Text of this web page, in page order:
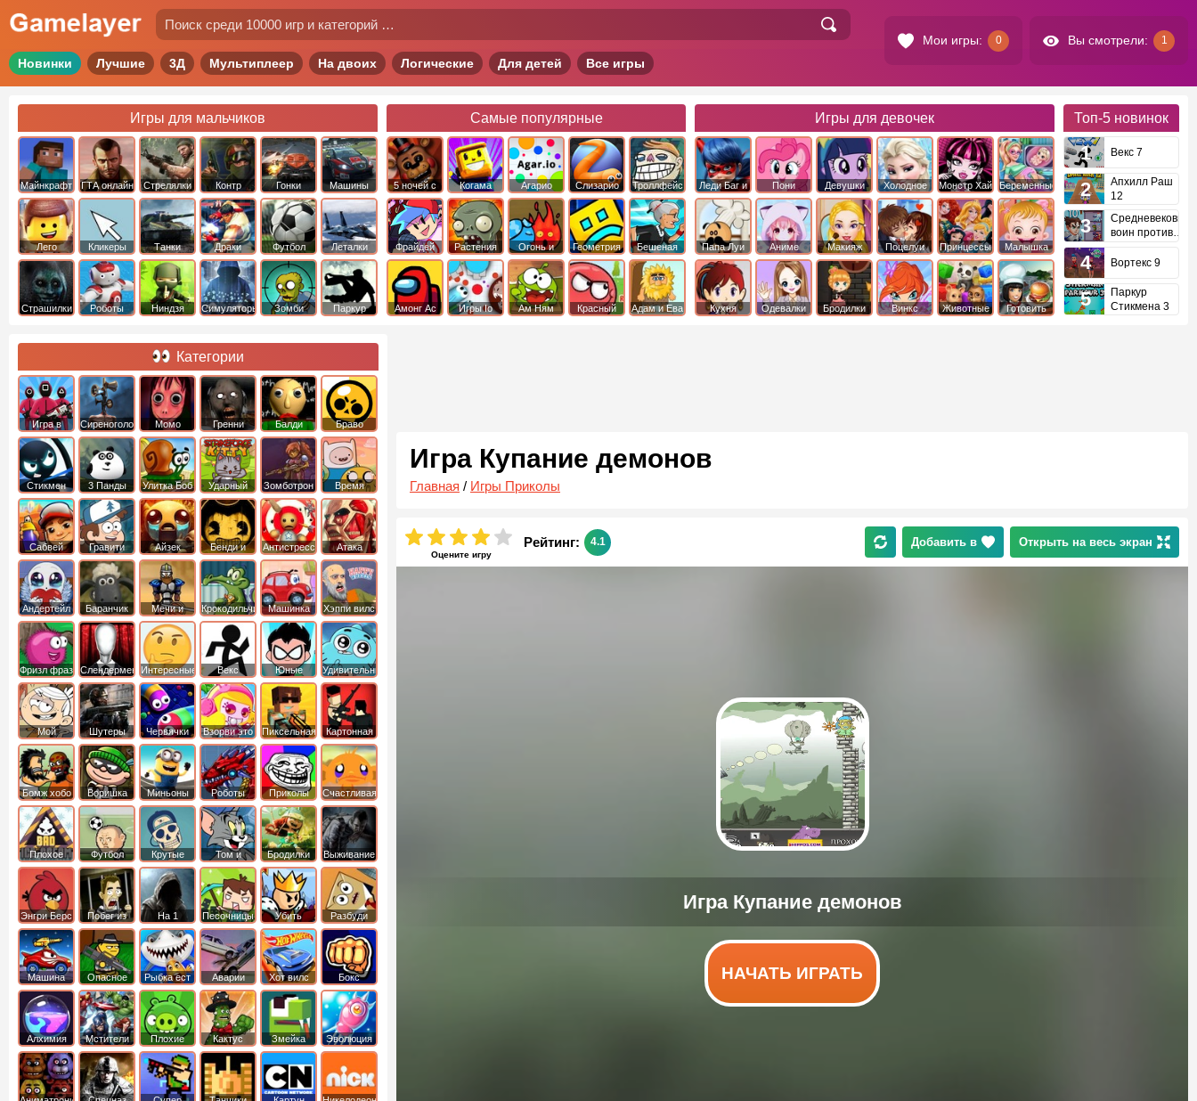
Мои игры: 0 Вы смотрели: 1
Новинки Лучшие 3Д Мультиплеер На двоих Логические Для детей Все игры
Игры для мальчиков
Майнкрафт ГТА онлайн Стрелялки
Контр
Страйк
Гонки Машины
Лего Кликеры Танки Драки Футбол Леталки
Страшилки Роботы Ниндзя Симуляторы Зомби Паркур
Самые популярные
5 ночей с
фредди
Когама Агарио Слизарио
Троллфейс
квест
Фрайдей
Найт
Фанкин
Растения
против
Зомби
Огонь и
Вода
Геометрия
Даш
Бешеная
бабка
сбежала из
психушки
Амонг Ас Игры Io Ам Ням
Красный
Адам и Ева
Игры для девочек
Леди Баг и
Супер Кот
Пони
Дружба это
Девушки
Эквестрии
Холодное
Сердце
Монстр Хай Беременные
Папа Луи Аниме Макияж Поцелуи
Принцессы
Диснея
Малышка
Хейзел
Кухня
Одевалки Бродилки Винкс Животные
Готовить
Топ-5 новинок
Векс 7
Апхилл Раш
12
Средневековый
воин против
Вортекс 9
Паркур
Стикмена 3
Игра Купание демонов
Главная / Игры Приколы
Оцените игру
Рейтинг: 4.1 Добавить в Открыть на весь экран
НАЧАТЬ ИГРАТЬ
Категории
Игра в
Кальмара
Сиреноголовый Момо Гренни Балди
Браво
Старс
Стикмен 3 Панды Улитка Боб
Ударный
отряд котят
Зомботрон
Время
Приключений
Сабвей
Серф
Гравити
Фолз
Айзек
Бенди и
Чернильная
машина
Антистресс
Атака
Титанов
Андертейл
Баранчик
Шон
Мечи и
Сандали
Крокодильчик
Свомпи
Машинка
Вилли
Хэппи вилс
Фризл фраз Слендермен Интересные Векс
Юные
титаны
вперед
Удивительный
мир
Гамбола
Мой
шумный
дом
Шутеры Червячки Взорви это
Пиксельная
война
Картонная
башка
Бомж хобо
Воришка
боб
Миньоны
Роботы
динозавры
Приколы
Счастливая
обезьянка
Плохое
мороженое
Футбол
головами
Крутые
Том и
джерри
Бродилки
Приключения
Выживание
Энгри Берс
Побег из
тюрьмы
На 1 Песочницы
Убить
короля
Разбуди
коробку
Машина
ест
машину
Опасное
оружие
Рыбка ест
рыбку
Аварии
машин
Хот вилс Бокс
Алхимия Мстители
Плохие
свинки
Кактус
маккой
Змейка Эволюция